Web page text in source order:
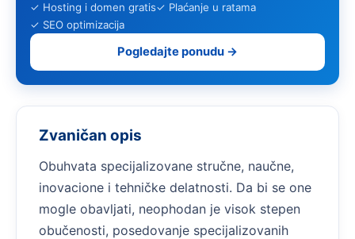
✓ Hosting i domen gratis✓ Plaćanje u ratama
✓ SEO optimizacija
Pogledajte ponudu →
Zvaničan opis
Obuhvata specijalizovane stručne, naučne,
inovacione i tehničke delatnosti. Da bi se one
mogle obavljati, neophodan je visok stepen
obučenosti, posedovanje specijalizovanih